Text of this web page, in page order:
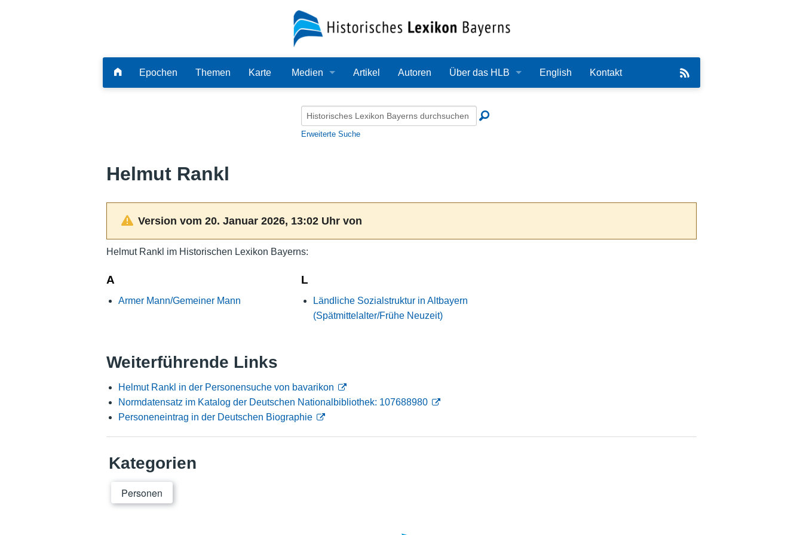
Epochen Themen Karte Medien
Audio
Artikel Autoren Über das HLB
Redaktion
English Kontakt
Erweiterte Suche
Helmut Rankl
Version vom 20. Januar 2026, 13:02 Uhr von
Helmut Rankl im Historischen Lexikon Bayerns:
A
Armer Mann/Gemeiner Mann
L
Ländliche Sozialstruktur in Altbayern
(Spätmittelalter/Frühe Neuzeit)
Weiterführende Links
Helmut Rankl in der Personensuche von bavarikon
Normdatensatz im Katalog der Deutschen Nationalbibliothek: 107688980
Personeneintrag in der Deutschen Biographie
Kategorien
Personen